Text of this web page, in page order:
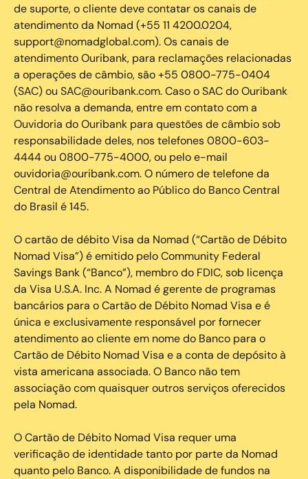
de suporte, o cliente deve contatar os canais de
atendimento da Nomad (+55 11 4200.0204,
support@nomadglobal.com). Os canais de
atendimento Ouribank, para reclamações relacionadas
a operações de câmbio, são +55 0800-775-0404
(SAC) ou SAC@ouribank.com. Caso o SAC do Ouribank
não resolva a demanda, entre em contato com a
Ouvidoria do Ouribank para questões de câmbio sob
responsabilidade deles, nos telefones 0800-603-
4444 ou 0800-775-4000, ou pelo e-mail
ouvidoria@ouribank.com. O número de telefone da
Central de Atendimento ao Público do Banco Central
do Brasil é 145.
O cartão de débito Visa da Nomad (“Cartão de Débito
Nomad Visa”) é emitido pelo Community Federal
Savings Bank (“Banco”), membro do FDIC, sob licença
da Visa U.S.A. Inc. A Nomad é gerente de programas
bancários para o Cartão de Débito Nomad Visa e é
única e exclusivamente responsável por fornecer
atendimento ao cliente em nome do Banco para o
Cartão de Débito Nomad Visa e a conta de depósito à
vista americana associada. O Banco não tem
associação com quaisquer outros serviços oferecidos
pela Nomad.
O Cartão de Débito Nomad Visa requer uma
verificação de identidade tanto por parte da Nomad
quanto pelo Banco. A disponibilidade de fundos na